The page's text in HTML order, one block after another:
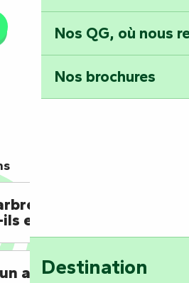
Nos QG, où nous
Nos brochures
Destination
du Marais
en danger ?
arbre têtard ?